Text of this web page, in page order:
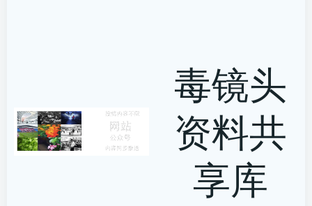
毒镜头
资料共
享库